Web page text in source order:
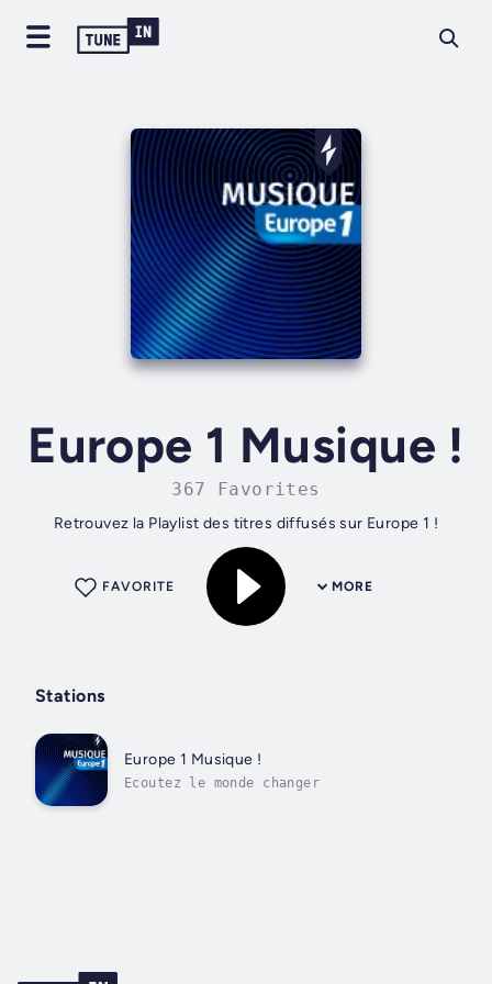
Europe 1 Musique !
367 Favorites
Retrouvez la Playlist des titres diffusés sur Europe 1 !
MORE
FAVORITE
Stations
Europe 1 Musique !
Ecoutez le monde changer